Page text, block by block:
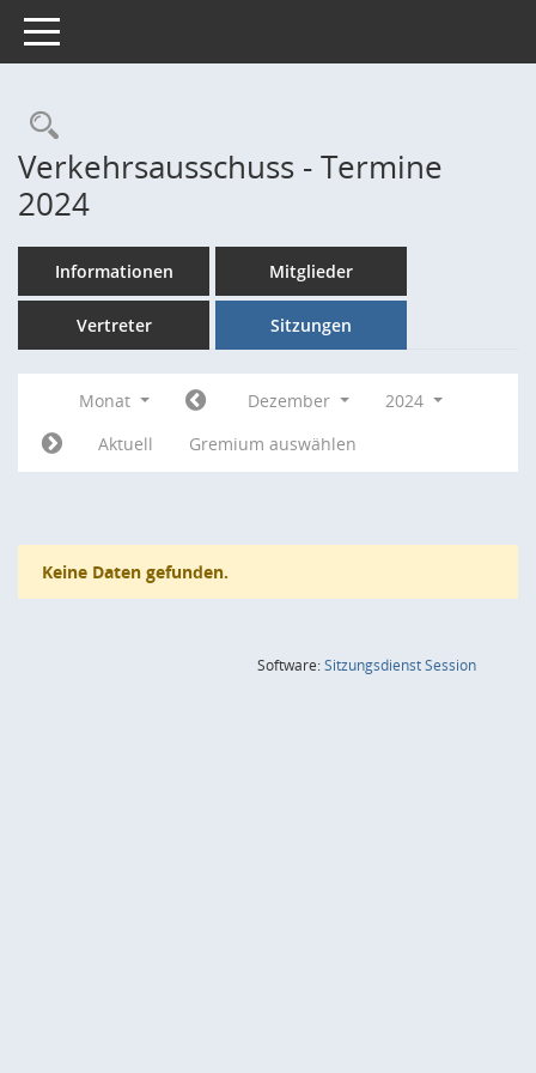
Toggle navigation
Rechercheauswahl
Verkehrsausschuss - Termine
2024
Informationen Mitglieder
Vertreter Sitzungen
Monat Dezember
2024
Aktuell
Gremium auswählen
Keine Daten gefunden.
Software:SitzungsdienstSession(Wird in